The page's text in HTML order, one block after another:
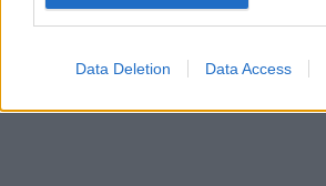
Data Deletion Data Access